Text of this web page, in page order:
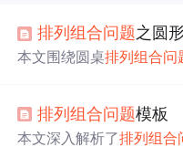
排列组合问题之圆
本文围绕圆桌排列组合问
了如何表达相对位置及自
合问题 。
排列组合问题模板
本文深入解析了排列组合